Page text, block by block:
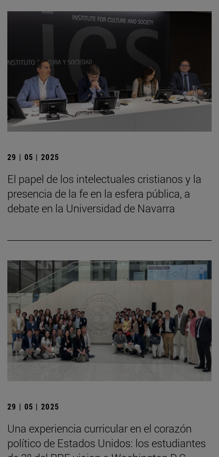
29 | 05 | 2025
El papel de los intelectuales cristianos y la
presencia de la fe en la esfera pública, a
debate en la Universidad de Navarra
29 | 05 | 2025
Una experiencia curricular en el corazón
político de Estados Unidos: los estudiantes